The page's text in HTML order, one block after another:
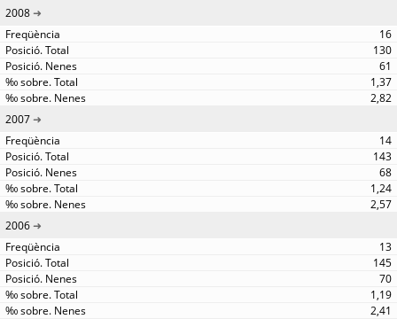
2008
16
130
61
1,37
2,82
2007
14
143
68
1,24
2,57
2006
13
145
70
1,19
2,41